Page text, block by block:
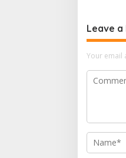
Leave a
Your email